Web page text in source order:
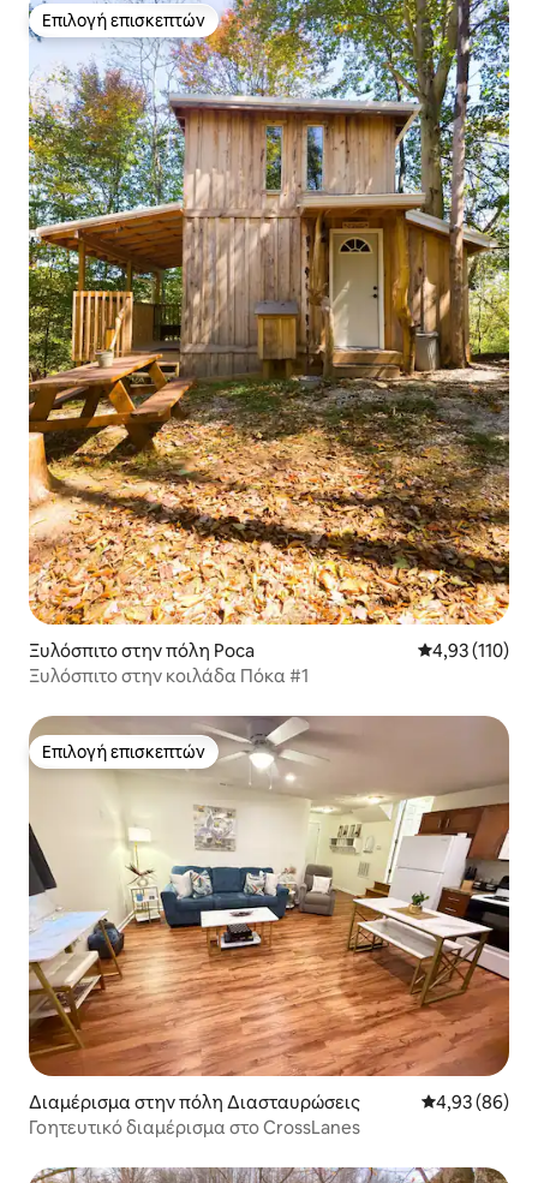
Επιλογή επισκεπτών
Επιλογή επισκεπτών
Ξυλόσπιτο στην πόλη Poca Μέση
4,93 (110)
Ξυλόσπιτο στην κοιλάδα Πόκα #1
Επιλογή επισκεπτών
Επιλογή επισκεπτών
Διαμέρισμα στην πόλη Διασταυρώσεις Μέση
4,93 (86)
Γοητευτικό διαμέρισμα στο CrossLanes